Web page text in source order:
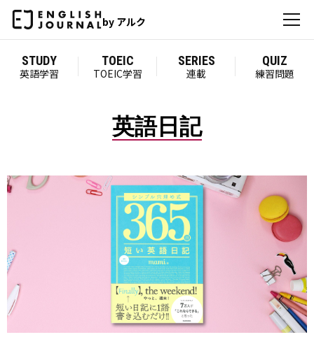
by アルク
STUDY
英語学習
TOEIC
TOEIC学習
SERIES
連載
QUIZ
練習問題
英語日記